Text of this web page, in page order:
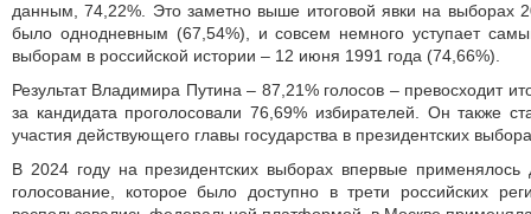
данным, 74,22%. Это заметно выше итоговой явки на выборах
было однодневным (67,54%), и совсем немного уступает
выборам в российской истории – 12 июня 1991 года (74,66%).
Результат Владимира Путина – 87,21% голосов – превосходит
за кандидата проголосовали 76,69% избирателей. Он также
участия действующего главы государства в президентских
В 2024 году на президентских выборах впервые применялось
голосование, которое было доступно в трети российских